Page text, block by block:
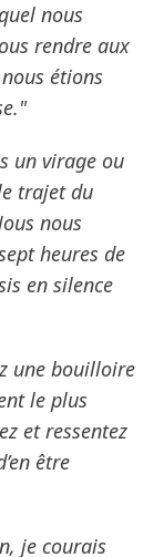
nous
rendre aux
étions
un virage ou
trajet du
nous
heures de
en silence
une bouilloire
le plus
et ressentez
être
je courais